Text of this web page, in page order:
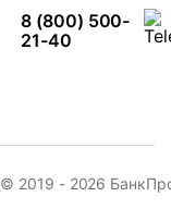
8 (800) 500-
21-40
© 2019 - 2026